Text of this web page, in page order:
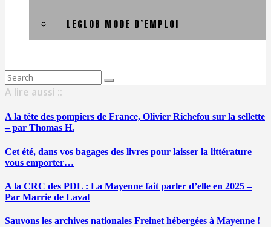
LEGLOB MODE D’EMPLOI
Search
for:
A lire aussi ::
A la tête des pompiers de France, Olivier Richefou sur la sellette
– par Thomas H.
Cet été, dans vos bagages des livres pour laisser la littérature
vous emporter…
A la CRC des PDL : La Mayenne fait parler d’elle en 2025 –
Par Marrie de Laval
Sauvons les archives nationales Freinet hébergées à Mayenne !